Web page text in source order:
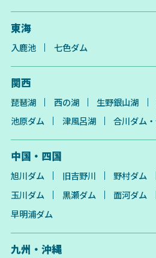
東海
入鹿池 七色ダム
関西
琵琶湖 西の湖 生野銀山湖
池原ダム
津風呂湖 合川ダム
中国・四国
旭川ダム 旧吉野川 野村ダム
玉川ダム
黒瀬ダム 面河ダム
早明浦ダム
九州・沖縄